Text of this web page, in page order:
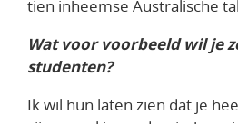
tien inheemse Australische
Wat voor voorbeeld wil je
studenten?
Ik wil hun laten zien dat je